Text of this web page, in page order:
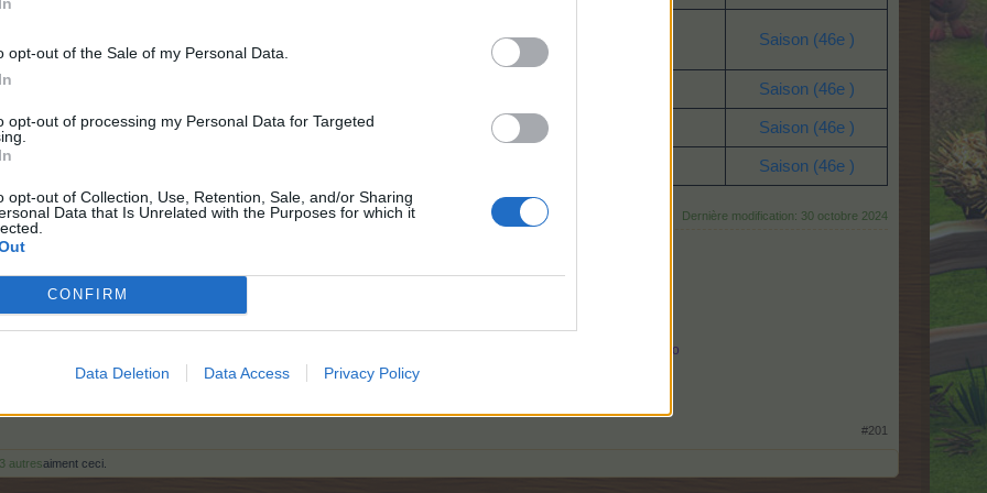
opt-out of the Sale of my Personal Data.
opt-out of processing my Personal Data for Targeted
opt-out of Collection, Use, Retention, Sale, and/or Sharing
Data that Is Unrelated with the Purposes for which it
CONFIRM
Data Deletion Data Access Privacy Policy
Saison (46e )
de tuile Saison (46e )
de tuile Offre du Black Friday Salon du cloud Saison (46e )
de tuile Saison (46e )
Dernière modification: 30 octobre 2024
https://board-fr.farmerama.com/threads/faq-articles.7057/page-2#post-525268 / catégorie animaux
Btes à merveilles Piccolo
#201
3 autresaiment ceci.